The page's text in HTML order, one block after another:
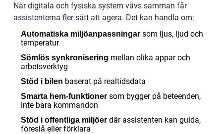
När digitala och fysiska system vävs samman får
assistenterna fler sätt att agera. Det kan handla om:
Automatiska miljöanpassningar som ljus, ljud och
temperatur
Sömlös synkronisering mellan olika appar och
arbetsverktyg
Stöd i bilen baserat på realtidsdata
Smarta hem-funktioner som bygger på beteenden,
inte bara kommandon
Stöd i offentliga miljöer där assistenten kan guida,
föreslå eller förklara